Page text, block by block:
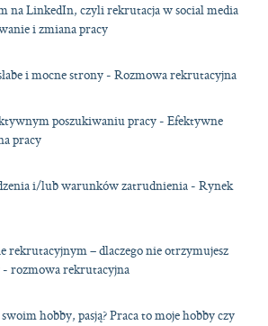
na LinkedIn, czyli rekrutacja w social media
i zmiana pracy
i mocne strony - Rozmowa rekrutacyjna
poszukiwaniu pracy - Efektywne
pracy
i/lub warunków zatrudnienia - Rynek
rekrutacyjnym – dlaczego nie otrzymujesz
rozmowa rekrutacyjna
swoim hobby, pasją? Praca to moje hobby czy